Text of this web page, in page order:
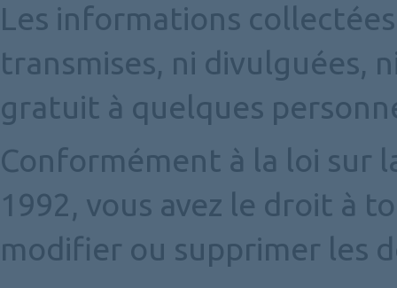
Les informations
transmises, ni divulguées,
gratuit à quelques
Conformément à la loi sur
1992, vous avez le droit à
modifier ou supprimer les